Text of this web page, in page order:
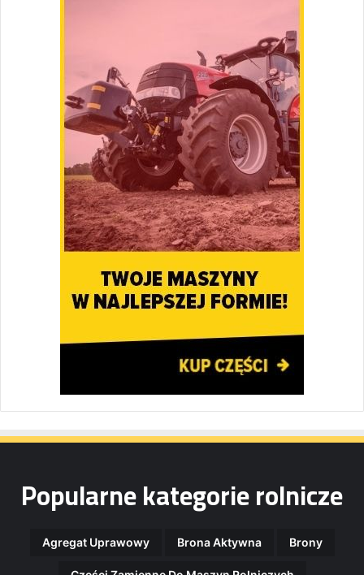
Popularne kategorie rolnicze
Agregat Uprawowy Brona Aktywna Brony